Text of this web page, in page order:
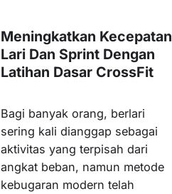
Meningkatkan Kecepatan
Lari Dan Sprint Dengan
Latihan Dasar CrossFit
Bagi banyak orang, berlari
sering kali dianggap sebagai
aktivitas yang terpisah dari
angkat beban, namun metode
kebugaran modern telah